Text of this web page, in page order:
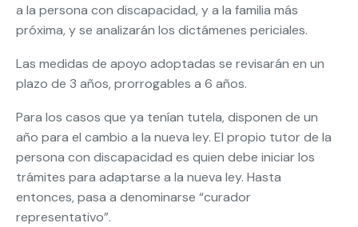
a la persona con discapacidad, y a la familia más
próxima, y se analizarán los dictámenes periciales.
Las medidas de apoyo adoptadas se revisarán en un
plazo de 3 años, prorrogables a 6 años.
Para los casos que ya tenían tutela, disponen de un
año para el cambio a la nueva ley. El propio tutor de la
persona con discapacidad es quien debe iniciar los
trámites para adaptarse a la nueva ley. Hasta
entonces, pasa a denominarse “curador
representativo”.